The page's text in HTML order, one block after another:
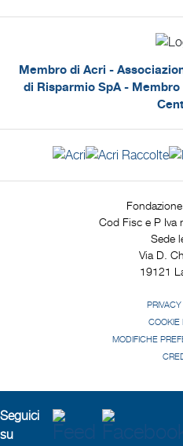
Membro di Acri -
di Risparmio SpA -
Cod Fisc e P Iva
Sede
Via D.
19121
COOKIE
MODIFICHE
Seguici
su